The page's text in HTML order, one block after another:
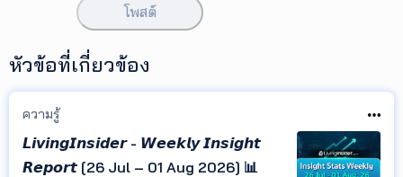
โพสต์
หัวข้อที่เกี่ยวข้อง
ความรู้
𝙇𝙞𝙫𝙞𝙣𝙜𝙄𝙣𝙨𝙞𝙙𝙚𝙧 - 𝙒𝙚𝙚𝙠𝙡𝙮 𝙄𝙣𝙨𝙞𝙜𝙝𝙩
𝙍𝙚𝙥𝙤𝙧𝙩 [26 Jul – 01 Aug 2026] 📊